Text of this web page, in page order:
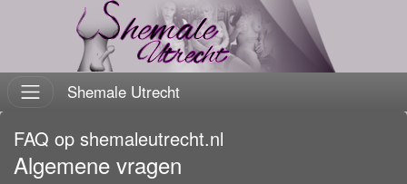
Shemale Utrecht
FAQ op shemaleutrecht.nl
Algemene vragen